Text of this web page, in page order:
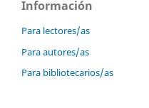
Información
Para lectores/as
Para autores/as
Para bibliotecarios/as